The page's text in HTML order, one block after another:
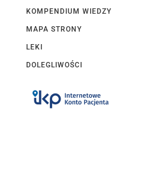
KOMPENDIUM WIEDZY
MAPA STRONY
LEKI
DOLEGLIWOŚCI